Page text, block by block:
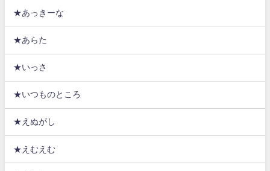
★あっきーな
★あらた
★いっさ
★いつものところ
★えぬがし
★えむえむ